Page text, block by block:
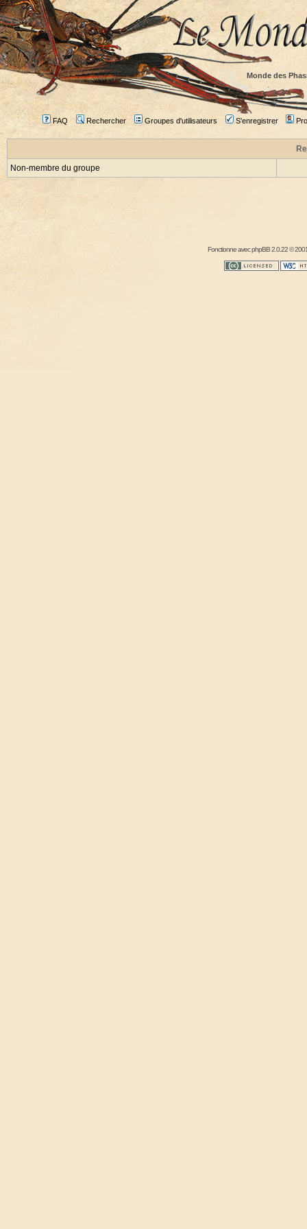
Monde des
FAQ Rechercher Groupes d'utilisateurs S'enregistrer
Non-membre du groupe
Fonctionne avecphpBB2.0.22 ©